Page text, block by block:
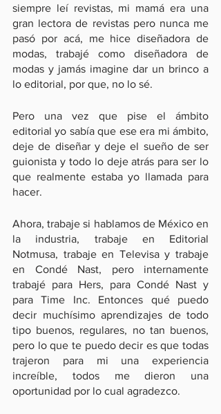
siempre leí revistas, mi mamá era una
gran lectora de revistas pero nunca me
pasó por acá, me hice diseñadora de
modas, trabajé como diseñadora de
modas y jamás imagine dar un brinco a
lo editorial, por que, no lo sé.
Pero una vez que pise el ámbito
editorial yo sabía que ese era mi ámbito,
deje de diseñar y deje el sueño de ser
guionista y todo lo deje atrás para ser lo
que realmente estaba yo llamada para
hacer.
Ahora, trabaje si hablamos de México en
la industria, trabaje en Editorial
Notmusa, trabaje en Televisa y trabaje
en Condé Nast, pero internamente
trabajé para Hers, para Condé Nast y
para Time Inc. Entonces qué puedo
decir muchísimo aprendizajes de todo
tipo buenos, regulares, no tan buenos,
pero lo que te puedo decir es que todas
trajeron para mi una experiencia
increíble, todos me dieron una
oportunidad por lo cual agradezco.